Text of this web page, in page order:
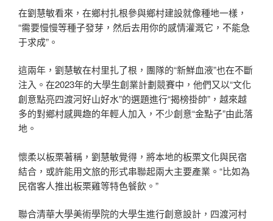
在劉慧敏看來，在鄉村扎根參與鄉村建設就像種地一樣，
“需要慢慢等種子發芽，然后去用你的感情灌溉它，不能急
于求成”。
這兩年，劉慧敏在村里扎了根，團隊的“新鮮血液”也在不斷
注入。在2023年的大學生創業計劃競賽中，他們又以“文化
創意點亮四渡河好山好水”的選題進行“揭榜掛帥”，越來越
多的對鄉村感興趣的年輕人加入，不少創意“金點子”由此落
地。
懷柔以板栗著稱，劉慧敏覺得，將本地的板栗文化與民宿
結合，或許能用文旅的形式串聯起兩大主要產業。“比如為
民宿客人推出板栗雞等特色餐飲。”
聯合清華大學美術學院的大學生進行創意設計，四渡河村